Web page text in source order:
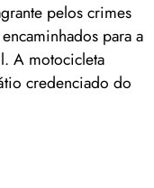
pelos crimes
para a
A motocicleta
credenciado do